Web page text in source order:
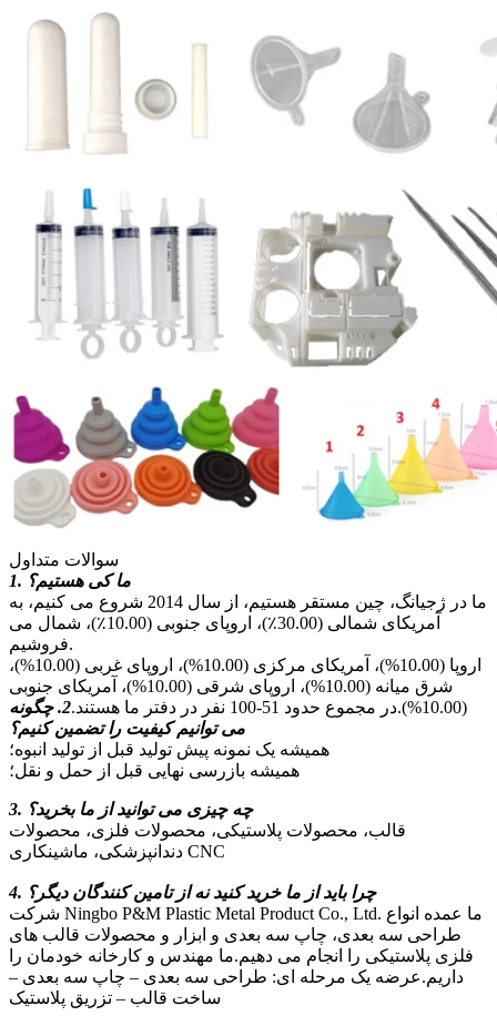
سوالات متداول
1. ما کی هستیم؟
ما در ژجیانگ، چین مستقر هستیم، از سال 2014 شروع می کنیم، به
آمریکای شمالی (30.00٪)، اروپای جنوبی (10.00٪)، شمال می
فروشیم.
اروپا (10.00%)، آمریکای مرکزی (10.00%)، اروپای غربی (10.00%)،
شرق میانه (10.00%)، اروپای شرقی (10.00%)، آمریکای جنوبی
(10.00%).در مجموع حدود 51-100 نفر در دفتر ما هستند.
2. چگونه
می توانیم کیفیت را تضمین کنیم؟
همیشه یک نمونه پیش تولید قبل از تولید انبوه؛
همیشه بازرسی نهایی قبل از حمل و نقل؛
3. چه چیزی می توانید از ما بخرید؟
قالب، محصولات پلاستیکی، محصولات فلزی، محصولات
دندانپزشکی، ماشینکاری CNC
4. چرا باید از ما خرید کنید نه از تامین کنندگان دیگر؟
شرکت Ningbo P&M Plastic Metal Product Co., Ltd. ما عمده انواع
طراحی سه بعدی، چاپ سه بعدی و ابزار و محصولات قالب های
فلزی پلاستیکی را انجام می دهیم.ما مهندس و کارخانه خودمان را
داریم.عرضه یک مرحله ای: طراحی سه بعدی – چاپ سه بعدی –
ساخت قالب – تزریق پلاستیک